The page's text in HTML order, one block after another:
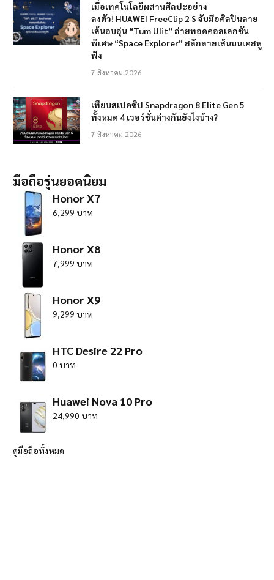
เมื่อเทคโนโลยีผสานศิลปะอย่าง
ลงตัว! HUAWEI FreeClip 2 S จับมือศิลปินลาย
เส้นอบอุ่น “Tum Ulit” ถ่ายทอดคอลเลกชัน
พิเศษ “Space Explorer” สลักลายเส้นบนเคสหู
ฟัง
7 สิงหาคม 2026
เทียบสเปคชิป Snapdragon 8 Elite Gen 5
ทั้งหมด 4 เวอร์ชั่นต่างกันยังไงบ้าง?
7 สิงหาคม 2026
มือถือรุ่นยอดนิยม
Honor X7
6,299 บาท
Honor X8
7,999 บาท
Honor X9
9,299 บาท
HTC Desire 22 Pro
0 บาท
Huawei Nova 10 Pro
24,990 บาท
ดูมือถือทั้งหมด